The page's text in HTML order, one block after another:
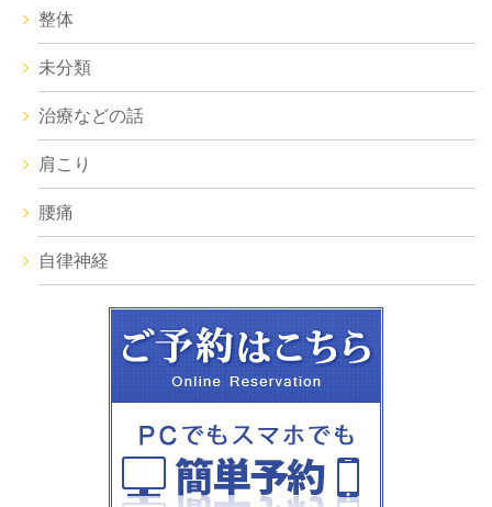
整体
未分類
治療などの話
肩こり
腰痛
自律神経